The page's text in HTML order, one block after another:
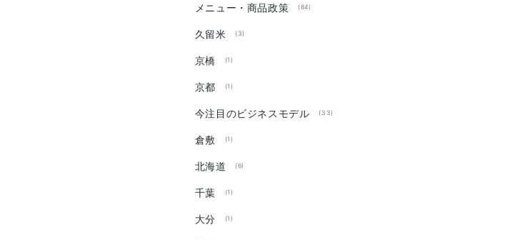
メニュー・商品政策 (84)
久留米 (3)
京橋 (1)
京都 (1)
今注目のビジネスモデル (33)
倉敷 (1)
北海道 (6)
千葉 (1)
大分 (1)